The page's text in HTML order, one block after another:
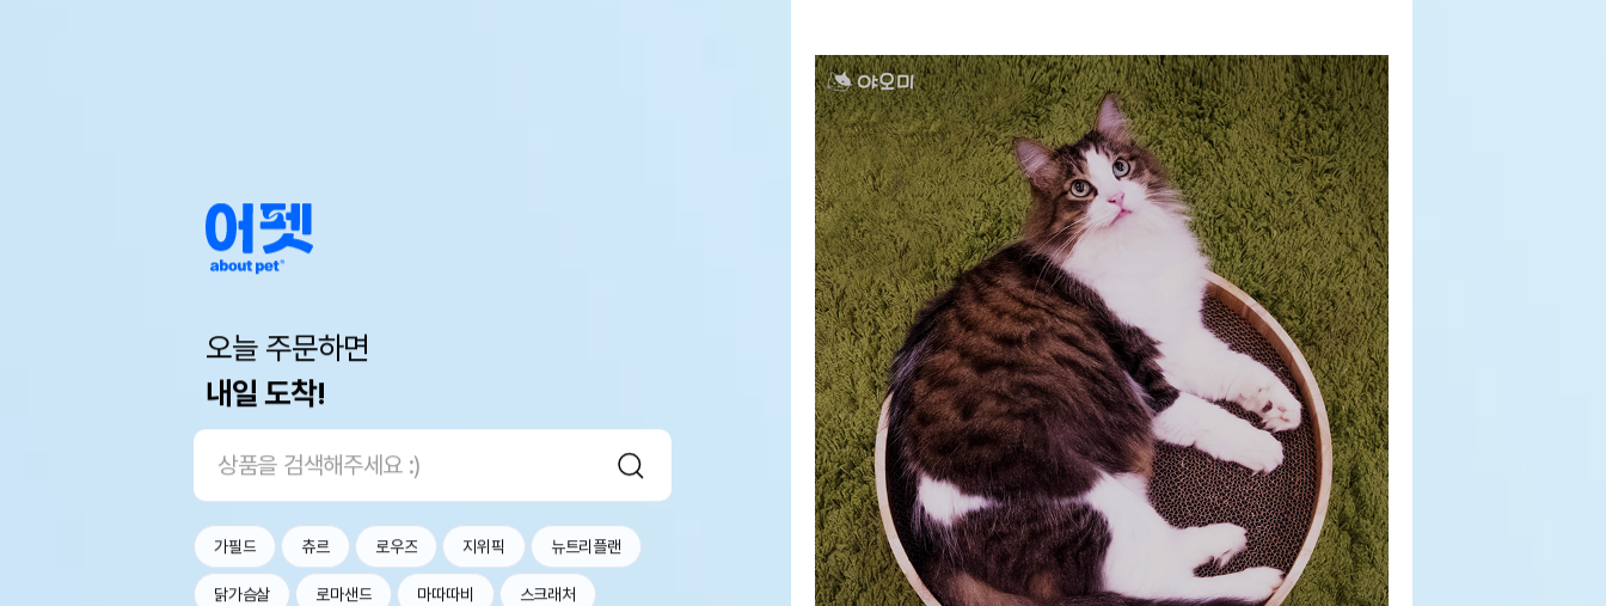
오늘 주문하면
내일 도착!
가필드 츄르 로우즈 지위픽 뉴트리플랜
닭가슴살 로마샌드 마따따비 스크래처